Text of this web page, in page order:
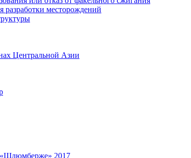
месторождений
Центральной Азии
2017